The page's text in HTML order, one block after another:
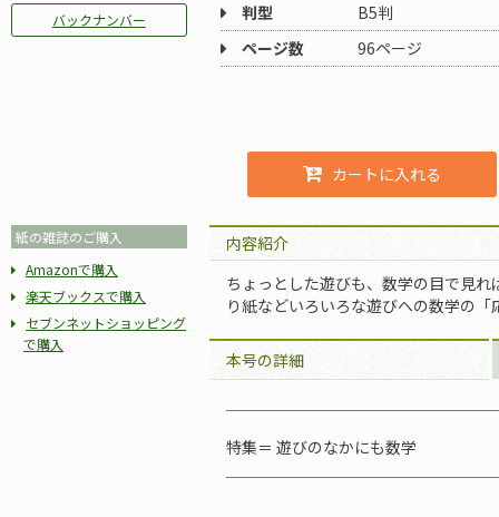
バックナンバー
判型
B5判
ページ数
96ページ
カートに入れる
紙の雑誌のご購入
Amazonで購入
楽天ブックスで購入
セブンネットショッピング
で購入
内容紹介
ちょっとした遊びも、数学の目で見
り紙などいろいろな遊びへの数学の「
本号の詳細
特集＝ 遊びのなかにも数学